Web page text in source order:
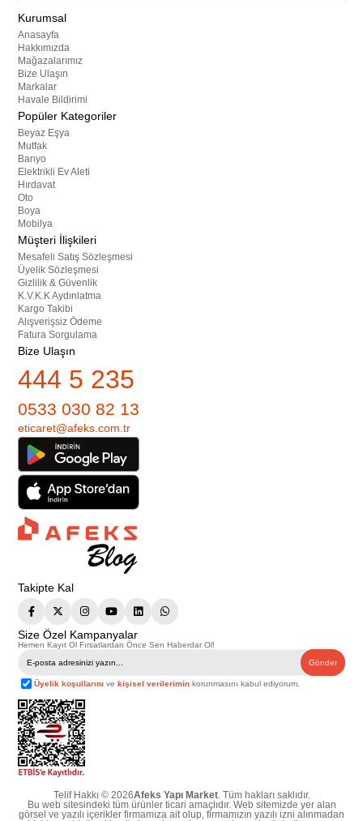
Kurumsal
Anasayfa
Hakkımızda
Mağazalarımız
Bize Ulaşın
Markalar
Havale Bildirimi
Popüler Kategoriler
Beyaz Eşya
Mutfak
Banyo
Elektrikli Ev Aleti
Hırdavat
Oto
Boya
Mobilya
Müşteri İlişkileri
Mesafeli Satış Sözleşmesi
Üyelik Sözleşmesi
Gizlilik & Güvenlik
K.V.K.K Aydınlatma
Kargo Takibi
Alışverişsiz Ödeme
Fatura Sorgulama
Bize Ulaşın
444 5 235
0533 030 82 13
eticaret@afeks.com.tr
Takipte Kal
Size Özel Kampanyalar
Hemen Kayıt Ol Fırsatlardan Önce Sen Haberdar Ol!
Gönder
Üyelik koşullarını vekişisel verilerimin korunmasını kabul ediyorum.
Telif Hakkı © 2026Afeks Yapı Market. Tüm hakları saklıdır.
Bu web sitesindeki tüm ürünler ticari amaçlıdır. Web sitemizde yer alan
görsel ve yazılı içerikler firmamıza ait olup, firmamızın yazılı izni alınmadan